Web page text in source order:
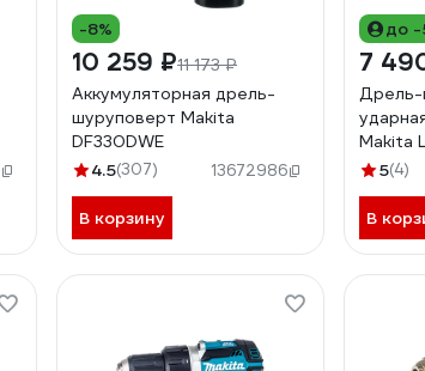
-8%
10 259 ₽11 173 ₽
Аккумуляторная дрель-
шуруповерт Makita
DF330DWE
4.5(307) 13672986
В корзину
до -
7
Дрель-
Makita
50/
5(4)
В